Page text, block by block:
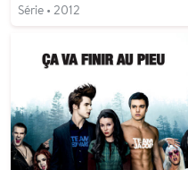
Série • 2012